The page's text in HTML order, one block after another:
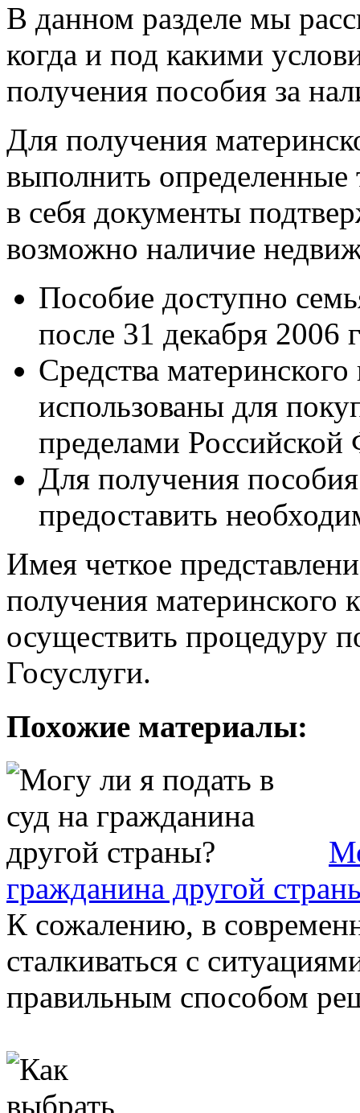
В данном разделе мы
когда и под какими
получения пособия за
Для получения
выполнить
в себя документы
возможно наличие
Пособие доступно
после 31 декабря 2006
Средства
использованы для
пределами Российской
Для получения пособия
предоставить
Имея четкое
получения материнского
осуществить процедуру
Госуслуги.
Похожие материалы:
гражданина другой
К сожалению, в
сталкиваться с
правильным способом